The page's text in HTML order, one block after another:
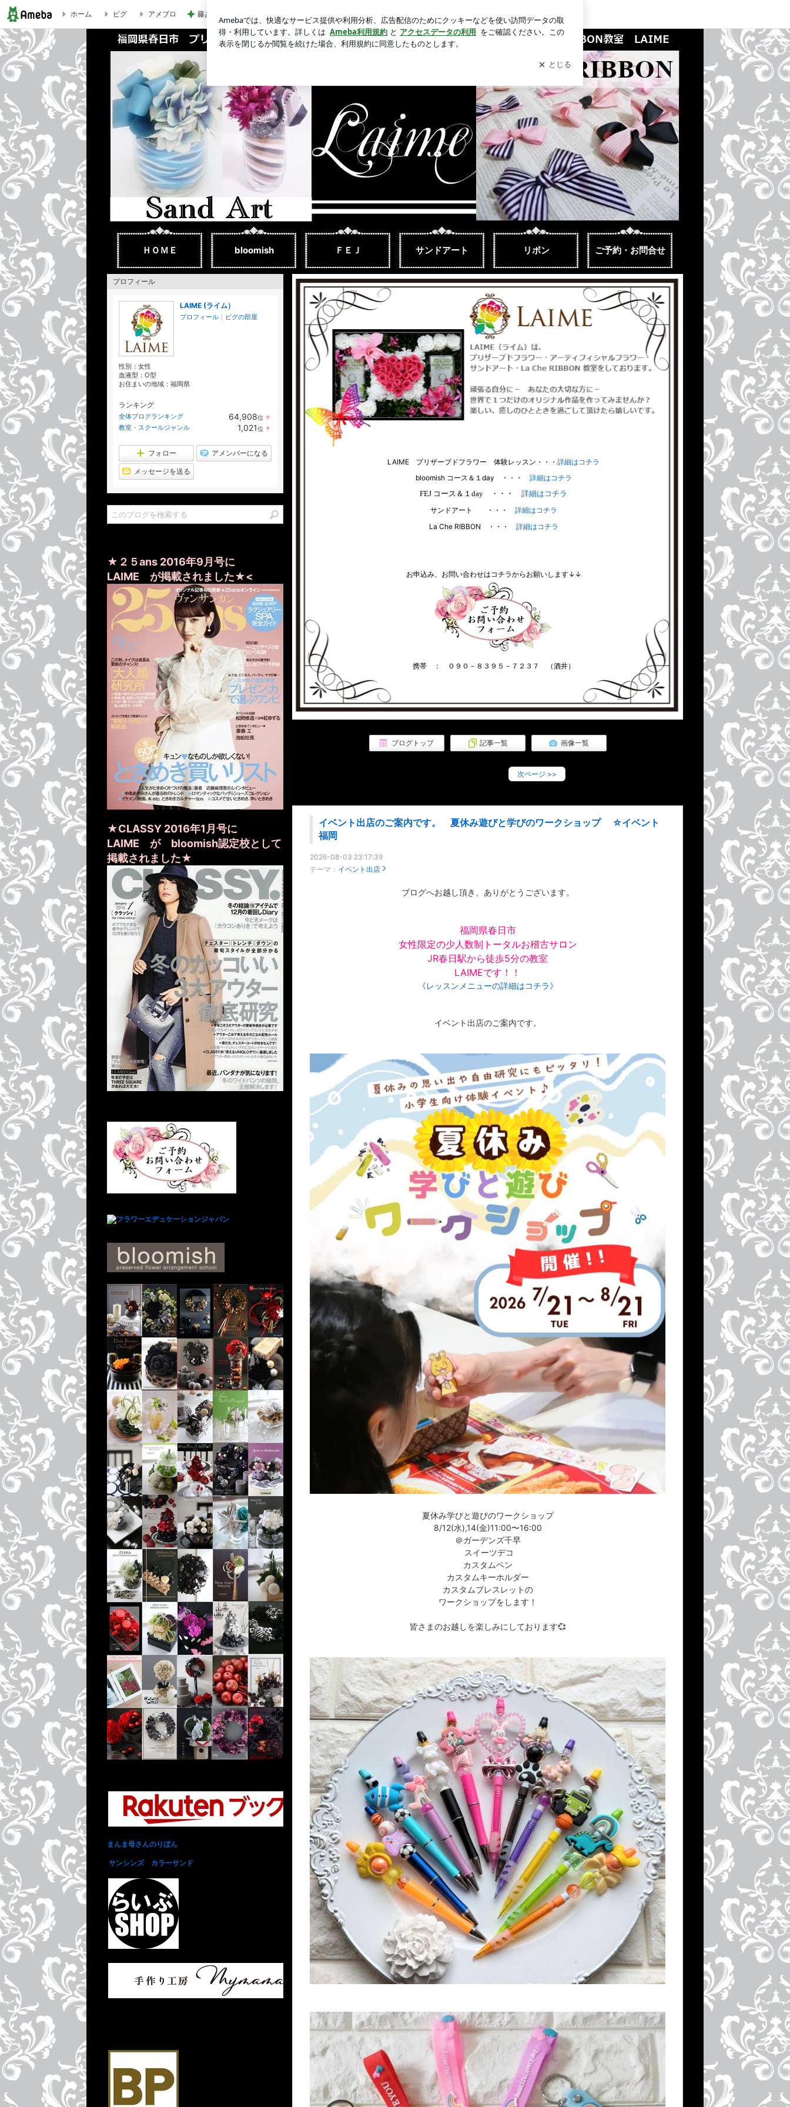
LAIME 福岡 春日市 大野城市 プリザーブドフラワー アーティフィシャルフラワー カラーサンドアート リボン ハーバリウム 教室
ホーム ピグ アメブロ 藤あや子 とうもろこし差し入れ ログイン
LAIME プリザーブドフラワー 体験レッスン・・・ 詳細はコチラ
bloomish コース＆１day ・・・ 詳細はコチラ
FEJ コース＆１day ・・・
詳細はコチラ
サンドアート ・・・ 詳細はコチラ
La Che RIBBON ・・・ 詳細はコチラ
お申込み、お問い合わせはコチラからお願いします↓↓
携帯 ： ０９０－８３９５－７２３７ （酒井）
ブログトップ 記事一覧 画像一覧
次ページ >>
イベント出店のご案内です。 夏休み遊びと学びのワークショップ ☆イベント
福岡
2026-08-03 23:17:39
テーマ： イベント出店
ブログへお越し頂き、ありがとうございます。
福岡県春日市
女性限定の少人数制トータルお稽古サロン
JR春日駅から徒歩5分の教室
LAIMEです！！
《レッスンメニューの詳細はコチラ》
イベント出店のご案内です。
夏休み学びと遊びのワークショップ
8/12(水),14(金)11:00〜16:00
＠ガーデンズ千早
スイーツデコ
カスタムペン
カスタムキーホルダー
カスタムブレスレットの
ワークショップをします！
皆さまのお越しを楽しみにしております💞
プロフィール
LAIME (ライム）
プロフィール ｜ ピグの部屋
性別： 女性
血液型： O型
お住まいの地域： 福岡県
ランキング
全体ブログランキング 64,908位 ↑
ン
教室・スクールジャンル 1,021位 ↑
フォロー アメンバーになる
メッセージを送る
ＨＯＭＥ bloomish
ベーシックコース
１ＤＡＹレッスン
ＦＥＪ
資格取得コース
技能講師検定
アドバイザー検定
販売コース
サンドアート
ベーシックコース
アーティストコース
リボン
springHeart
HeartFlower
La Che RIBBON
パルティキュリエリボン
プリンセスリボン
ご予約・お問合せ
★２５ans 2016年9月号に
LAIME が掲載されました★<
★CLASSY 2016年1月号に
LAIME が bloomish認定校として
掲載されました★
まんま母さんのりぼん
サンシンズ カラーサンド